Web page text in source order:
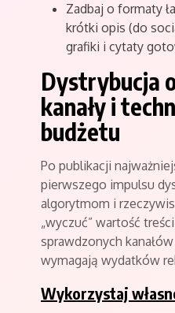
Zadbaj o formaty
krótki opis (do
grafiki i cytaty
Dystrybucja
kanały i
budżetu
Po publikacji
pierwszego impulsu
algorytmom i
„wyczuć” wartość
sprawdzonych
wymagają wydatków
Wykorzystaj